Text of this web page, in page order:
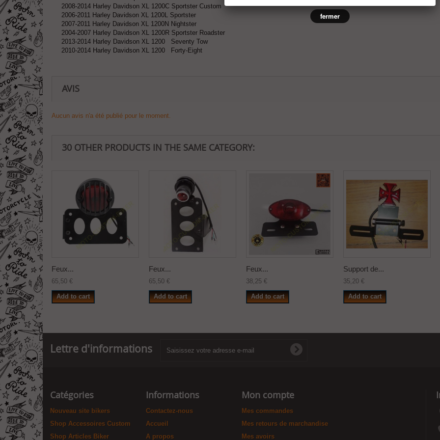
2008-2014 Harley Davidson XL 1200C Sportster Custom
2006-2011 Harley Davidson XL 1200L Sportster
2007-2011 Harley Davidson XL 1200N Nightster
2004-2007 Harley Davidson XL 1200R Sportster Roadster
2013-2014 Harley Davidson XL 1200 Seventy Tow
2010-2014 Harley Davidson XL 1200 Forty-Eight
AVIS
Aucun avis n'a été publié pour le moment.
30 OTHER PRODUCTS IN THE SAME CATEGORY:
Feux...
65,50 €
Add to cart
Feux...
65,50 €
Add to cart
Feux...
38,25 €
Add to cart
Support de...
35,20 €
Add to cart
Lettre d'informations
Catégories
Nouveau site bikers
Shop Accessoires Custom
Shop Articles Biker
Informations
Contactez-nous
Accueil
A propos
Mon compte
Mes commandes
Mes retours de marchandise
Mes avoirs
fermer